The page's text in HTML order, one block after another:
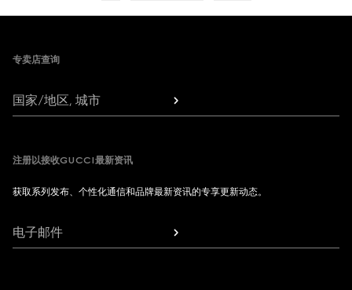
专卖店查询
国家/地区, 城市
注册以接收GUCCI最新资讯
获取系列发布、个性化通信和品牌最新资讯的专享更新动态。
电子邮件